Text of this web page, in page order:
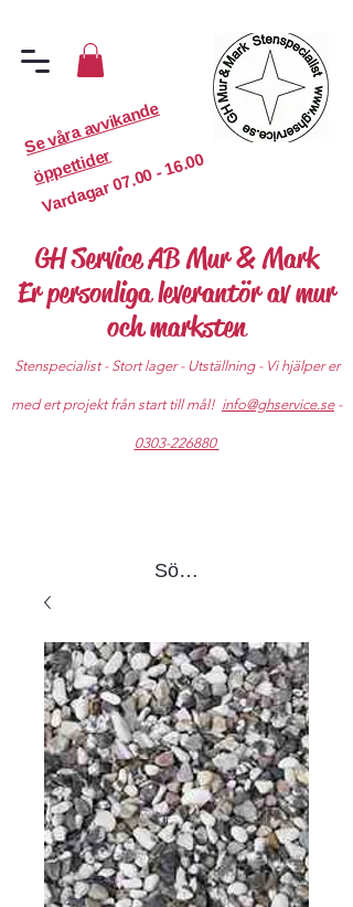
S
e
v
år
a
a
v
vi
k
a
n
d
e
ö
p
p
etti
d
er
Vardagar
07.00 - 16.00
GH Service AB Mur & Mark
Er personliga leverantör av mur
och marksten
Stenspecialist - Stort lager - Utställning - Vi hjälper er
med ert projekt från start till mål! info@ghservice.se-
0303-226880
Sök produkter